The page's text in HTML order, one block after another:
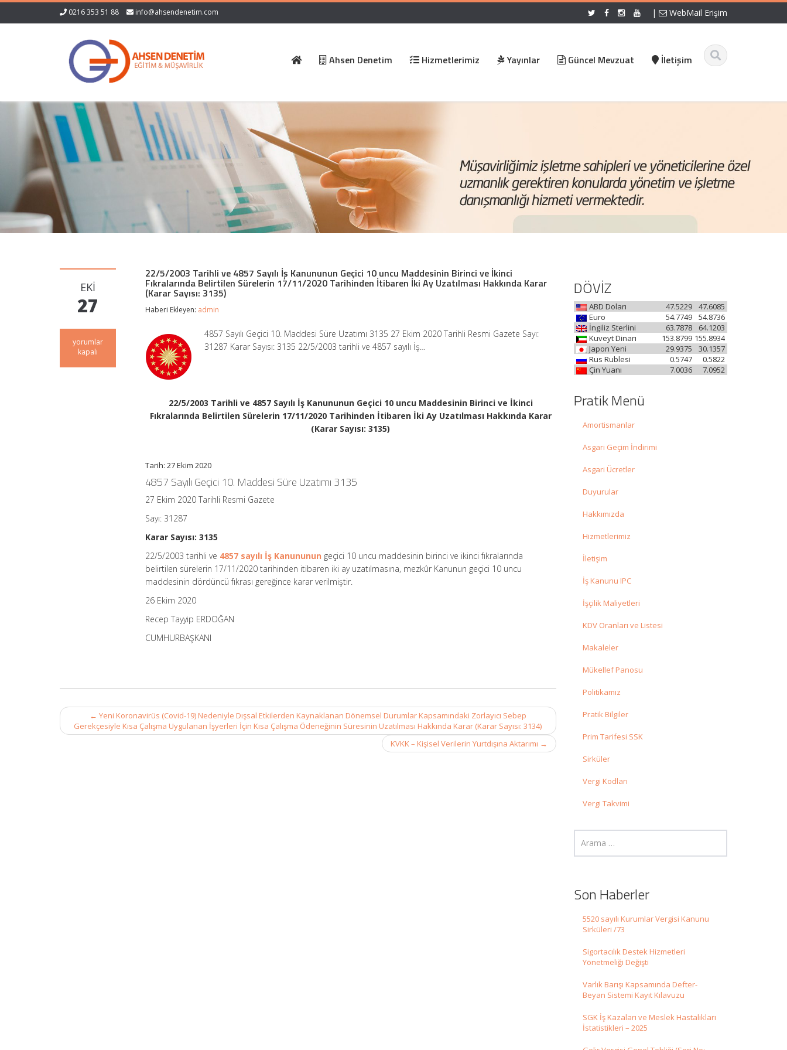
0216 353 51 88 info@ahsendenetim.com | WebMail Erişim
Ahsen Denetim Hizmetlerimiz Yayınlar Güncel Mevzuat İletişim
EKI
27
22/5/2003
Tarihli
yorumlar
kapalı
22/5/2003 Tarihli ve 4857 Sayılı İş Kanununun Geçici 10 uncu Maddesinin Birinci ve İkinci
Fıkralarında Belirtilen Sürelerin 17/11/2020 Tarihinden İtibaren İki Ay Uzatılması Hakkında Karar
(Karar Sayısı: 3135)
Haberi Ekleyen: admin
4857 Sayılı Geçici 10. Maddesi Süre Uzatımı 3135 27 Ekim 2020 Tarihli Resmi Gazete Sayı:
31287 Karar Sayısı: 3135 22/5/2003 tarihli ve 4857 sayılı İş…
22/5/2003 Tarihli ve 4857 Sayılı İş Kanununun Geçici 10 uncu Maddesinin Birinci ve İkinci
Fıkralarında Belirtilen Sürelerin 17/11/2020 Tarihinden İtibaren İki Ay Uzatılması Hakkında Karar
(Karar Sayısı: 3135)
Tarih: 27 Ekim 2020
4857 Sayılı Geçici 10. Maddesi Süre Uzatımı 3135
27 Ekim 2020 Tarihli Resmi Gazete
Sayı: 31287
Karar Sayısı: 3135
22/5/2003 tarihli ve 4857 sayılı İş Kanununun geçici 10 uncu maddesinin birinci ve ikinci fıkralarında
belirtilen sürelerin 17/11/2020 tarihinden itibaren iki ay uzatılmasına, mezkûr Kanunun geçici 10 uncu
maddesinin dördüncü fıkrası gereğince karar verilmiştir.
26 Ekim 2020
Recep Tayyip ERDOĞAN
CUMHURBAŞKANI
Post
navigation
← Yeni Koronavirüs (Covid-19) Nedeniyle Dışsal Etkilerden Kaynaklanan Dönemsel Durumlar Kapsamındaki Zorlayıcı Sebep
Gerekçesiyle Kısa Çalışma Uygulanan İşyerleri İçin Kısa Çalışma Ödeneğinin Süresinin Uzatılması Hakkında Karar (Karar Sayısı: 3134)
KVKK – Kişisel Verilerin Yurtdışına Aktarımı →
DÖVİZ
ABD Doları 47.6085
47.5229
Euro
54.8736
54.7749
İngiliz Sterlini
64.1203
63.7878
Kuveyt Dinarı
155.8934
153.8799
Japon Yeni
30.1357
29.9375
Rus Rublesi
0.5822
0.5747
Çin Yuanı
7.0952
7.0036
Pratik Menü
Amortismanlar
Asgari Geçim İndirimi
Asgari Ücretler
Duyurular
Hakkımızda
Hizmetlerimiz
İletişim
İş Kanunu IPC
İşçilik Maliyetleri
KDV Oranları ve Listesi
Makaleler
Mükellef Panosu
Politikamız
Pratik Bilgiler
Prim Tarifesi SSK
Sirküler
Vergi Kodları
Vergi Takvimi
Son Haberler
5520 sayılı Kurumlar Vergisi Kanunu
Sirküleri /73
Sigortacılık Destek Hizmetleri
Yönetmeliği Değişti
Varlık Barışı Kapsamında Defter-
Beyan Sistemi Kayıt Kılavuzu
SGK İş Kazaları ve Meslek Hastalıkları
İstatistikleri – 2025